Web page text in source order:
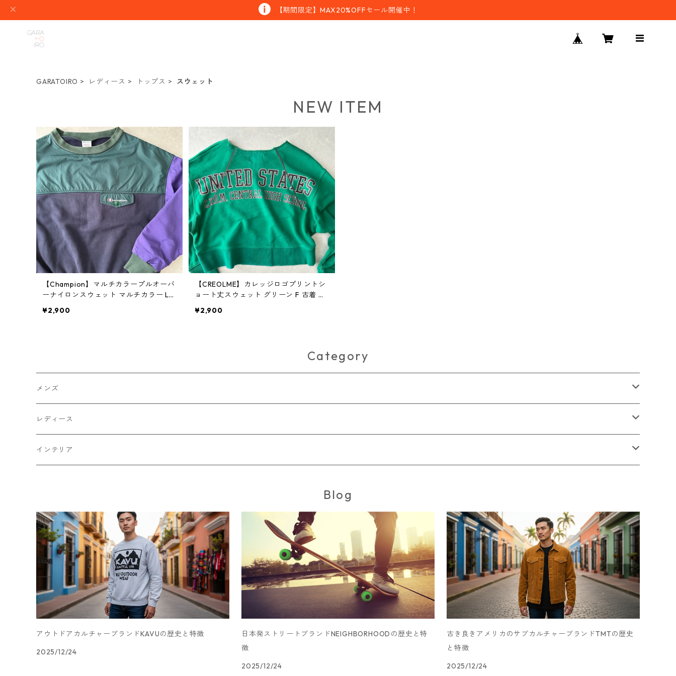
【期間限定】MAX20%OFFセール開催中！
GARATOIRO レディース トップス スウェット
NEW ITEM
【Champion】マルチカラープルオーバ
ーナイロンスウェット マルチカラー L
¥2,900
【CREOLME】カレッジロゴプリントシ
ョート丈スウェット グリーン F 古着 レ
¥2,900
Category
メンズ
トップス
Tシャツ・カットソー
パーカー
ニット
ボトムス
コート
ブルゾン
ダウンジャケット・ベスト
バッグ
手持ちバッグ
セットアップ
サロペット・オーバーオール
キャップ
レディース
トップス
ジップアップ・カーディガン
パンツ
アウター
ブルゾン
コート
セットアップ
インテリア
テレビ台
チェスト
ダイニングテーブル
デスク
Blog
アウトドアカルチャーブランドKAVUの歴史と特徴
2025/12/24
日本発ストリートブランドNEIGHBORHOODの歴史と特
徴
2025/12/24
古き良きアメリカのサブカルチャーブランドTMTの歴史
と特徴
2025/12/24